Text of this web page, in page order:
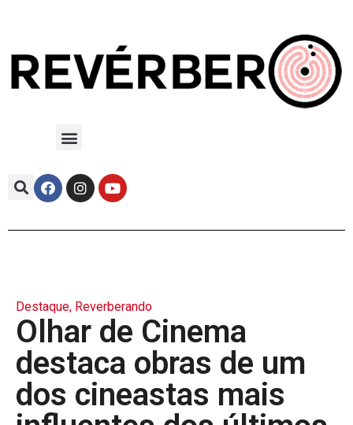
Destaque, Reverberando
Olhar de Cinema
destaca obras de um
dos cineastas mais